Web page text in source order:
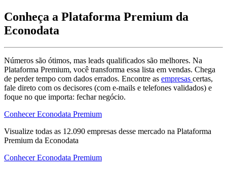
Conheça a Plataforma Premium da
Econodata
Números são ótimos, mas leads qualificados são melhores. Na
Plataforma Premium, você transforma essa lista em vendas. Chega
de perder tempo com dados errados. Encontre as empresas certas,
fale direto com os decisores (com e-mails e telefones validados) e
foque no que importa: fechar negócio.
Conhecer Econodata Premium
Visualize todas as 12.090 empresas desse mercado na Plataforma
Premium da Econodata
Conhecer Econodata Premium